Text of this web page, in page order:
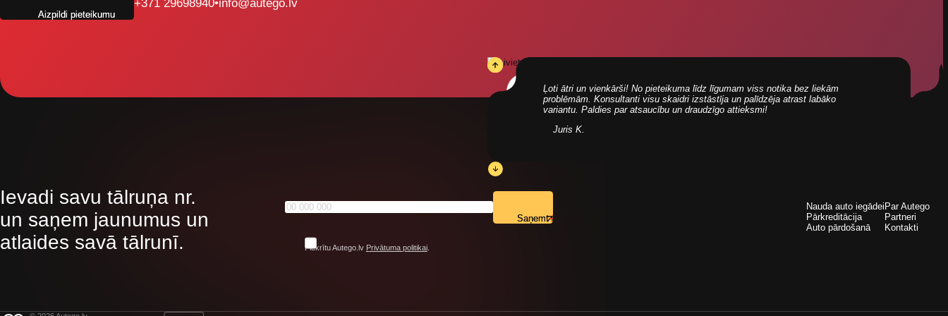
+371 29698940•info@autego.lv
Ļoti ātri un vienkārši! No pieteikuma līdz līgumam viss notika bez liekām
problēmām. Konsultanti visu skaidri izstāstīja un palīdzēja atrast labāko
variantu. Paldies par atsaucību un draudzīgo attieksmi!
Juris K.
Ievadi savu tālruņa nr.
un saņem jaunumus un
atlaides savā tālrunī.
Piekrītu Autego.lv Privātuma politikai.
Nauda auto iegādei
Pārkreditācija
Auto pārdošanā
Par Autego
Partneri
Kontakti